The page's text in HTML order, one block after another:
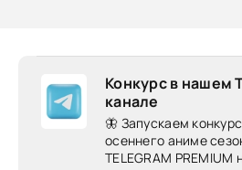
Конкурс в нашем
канале
🦋 Запускаем
осеннего аниме
TELEGRAM